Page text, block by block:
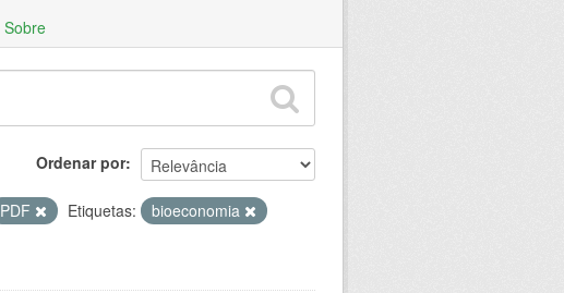
Sobre
Ordenar por
PDF Etiquetas:
bioeconomia